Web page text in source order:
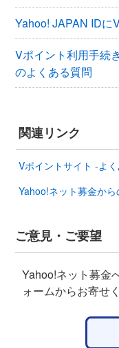
Yahoo! JAPAN IDに
Vポイント利用手続
のよくある質問
関連リンク
Vポイントサイト -よ
Yahoo!ネット募金か
ご意見・ご要望
Yahoo!ネット募金
ォームからお寄せ